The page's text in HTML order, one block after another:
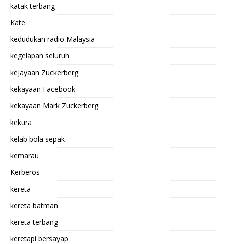
katak terbang
Kate
kedudukan radio Malaysia
kegelapan seluruh
kejayaan Zuckerberg
kekayaan Facebook
kekayaan Mark Zuckerberg
kekura
kelab bola sepak
kemarau
Kerberos
kereta
kereta batman
kereta terbang
keretapi bersayap